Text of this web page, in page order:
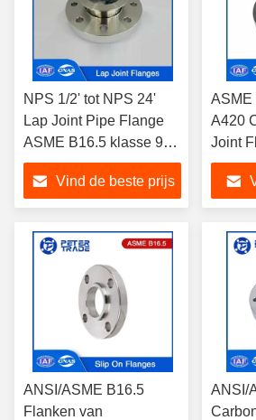
NPS 1/2' tot NPS 24'
Lap Joint Pipe Flange
ASME B16.5 klasse 900
voor toepassingen
onder hoge druk
Vind de beste prijs
ASME
A420
Joint
onder
ANSI/ASME B16.5
Flanken van
ANSI/